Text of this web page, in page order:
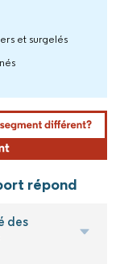
et surgelés
répond
des